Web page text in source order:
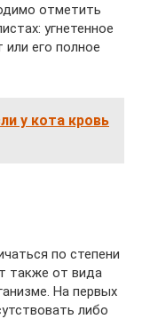
отметить
угнетенное
его полное
у кота кровь
по степени
также от вида
На первых
либо